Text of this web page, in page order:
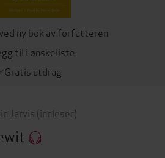
ny bok av forfatteren
til i ønskeliste
Gratis utdrag
Jarvis (innleser)